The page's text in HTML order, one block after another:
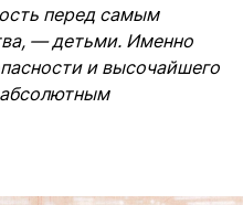
перед самым
— детьми. Именно
и высочайшего